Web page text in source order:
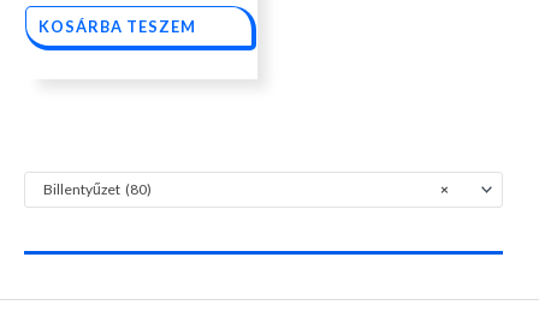
×
Billentyűzet (80)
KOSÁRBA TESZEM